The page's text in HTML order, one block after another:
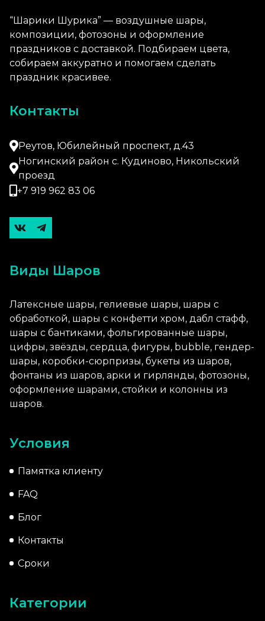
“Шарики Шурика” — воздушные шары,
композиции, фотозоны и оформление
праздников с доставкой. Подбираем цвета,
собираем аккуратно и помогаем сделать
праздник красивее.
Контакты
Реутов, Юбилейный проспект, д.43
Ногинский район с. Кудиново, Никольский
проезд
+7 919 962 83 06
Виды Шаров
Латексные шары, гелиевые шары, шары с
обработкой, шары с конфетти хром, дабл стафф,
шары с бантиками, фольгированные шары,
цифры, звёзды, сердца, фигуры, bubble, гендер-
шары, коробки-сюрпризы, букеты из шаров,
фонтаны из шаров, арки и гирлянды, фотозоны,
оформление шарами, стойки и колонны из
шаров.
Условия
Памятка клиенту
FAQ
Блог
Контакты
Сроки
Категории